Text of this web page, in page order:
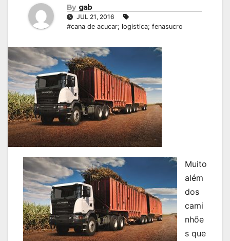
By gab
JUL 21, 2016
#cana de acucar; logistica; fenasucro
Muito
além
dos
cami
nhõe
s que